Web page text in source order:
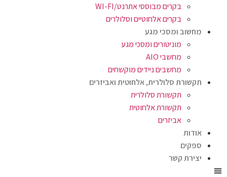
בקרים מבוססי אתרנט/WI-FI
בקרים אלחוטיים וסלולרים
מחשוב ומסכי מגע
מוניטורים ומסכי מגע
מחשבי AIO
מחשבים ניידים מוקשחים
תקשורת סלולרית, אלחוטית ואביזרים
תקשורת סלולרית
תקשורת אלחוטית
אביזרים
אודות
ספקים
יצירת קשר